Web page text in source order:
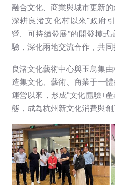
融合文化、商業與城市更新
深耕良渚文化村以來“政府
營、可持續發展”的開發模式
驗，深化兩地交流合作，共同
良渚文化藝術中心與玉鳥集
造集文化、藝術、商業于一
運營以來，形成“文化體驗+
態，成為杭州新文化消費與創